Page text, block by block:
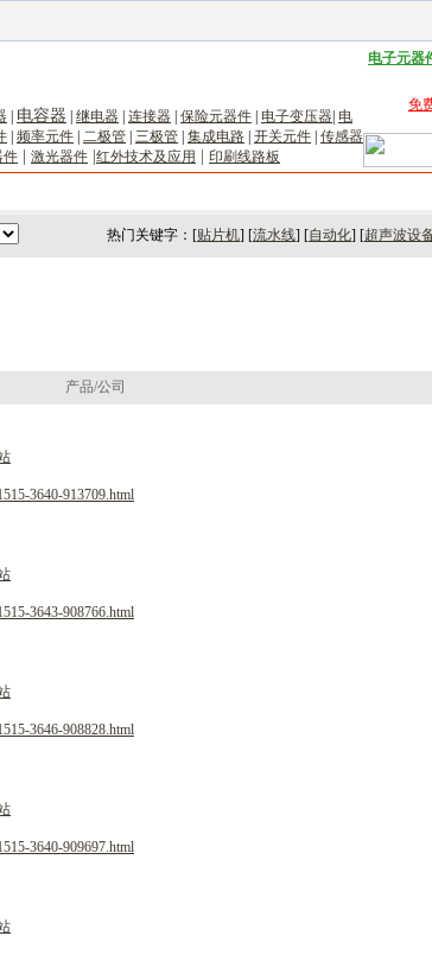
电子元器
电容器 继电器 连接器 保险元器件 电子变压器 电
频率元件 二极管 三极管 集成电路 开关元件 传感器
件 激光器件 红外技术及应用 印刷线路板
免
热门关键字：[贴片机] [流水线] [自动化] [超声波设
产品/公司
3640-913709.html
3643-908766.html
3646-908828.html
3640-909697.html